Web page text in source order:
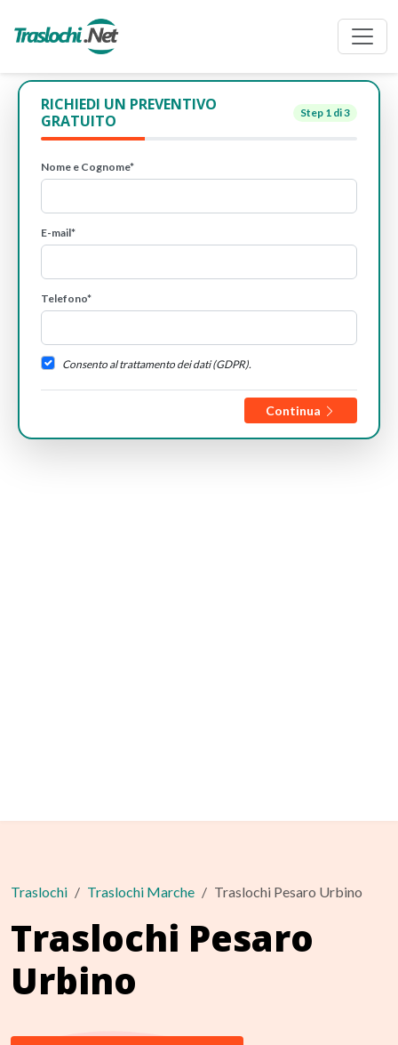
RICHIEDI UN PREVENTIVO
GRATUITO
Step 1 di 3
Nome e Cognome*
E-mail*
Telefono*
Consento al trattamento dei dati (GDPR).
Continua
Traslochi Traslochi Marche Traslochi Pesaro Urbino
Traslochi Pesaro
Urbino